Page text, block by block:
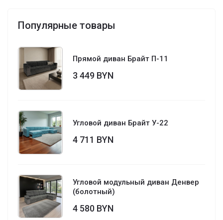
Популярные товары
Прямой диван Брайт П-11
3 449 BYN
Угловой диван Брайт У-22
4 711 BYN
Угловой модульный диван Денвер
(болотный)
4 580 BYN